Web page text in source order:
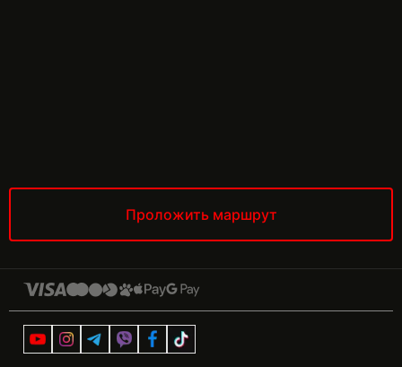
Проложить маршрут